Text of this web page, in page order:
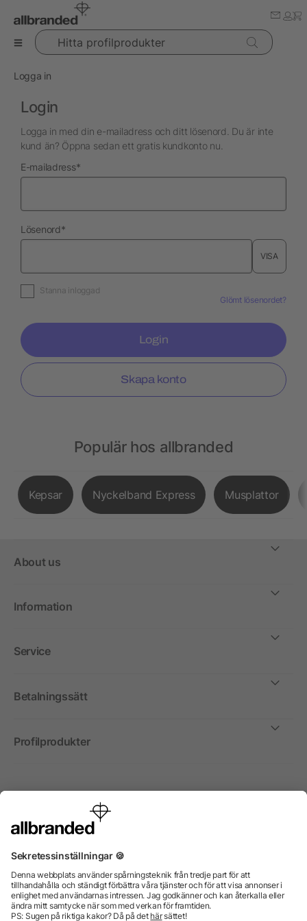
Hitta profilprodukter
Logga in
Login
Logga in med din e-mailadress och ditt lösenord. Du är inte
kund än? Öppna sedan ett gratis kundkonto nu.
E-mailadressnödvändig
*
Lösenordnödvändig
*
VISA
Stanna inloggad
Glömt lösenordet?
Login
Skapa konto
Populär hos allbranded
Kepsar Nyckelband Express Musplattor
About us
Information
Service
Betalningssätt
Profilprodukter
Internationellt